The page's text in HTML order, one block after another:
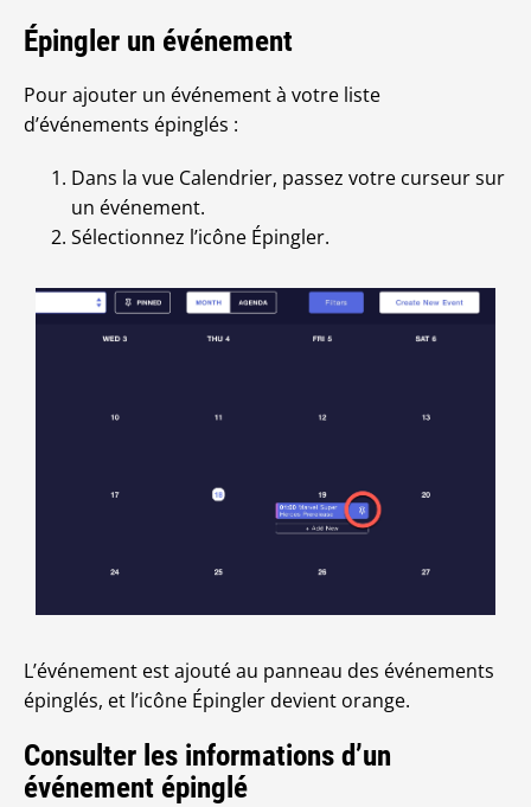
Épingler un événement
Pour ajouter un événement à votre liste
d’événements épinglés :
Dans la vue Calendrier, passez votre curseur sur
un événement.
Sélectionnez l’icône Épingler.
L’événement est ajouté au panneau des événements
épinglés, et l’icône Épingler devient orange.
Consulter les informations d’un
événement épinglé